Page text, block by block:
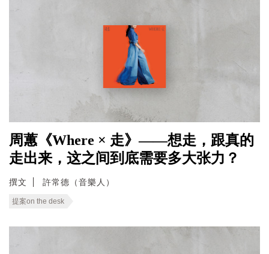
周蕙《Where × 走》——想走，跟真的
走出来，这之间到底需要多大张力？
撰文 許常德（音樂人）
提案on the desk